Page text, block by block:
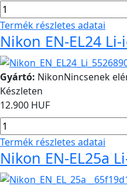
Termék részletes adatai
Nikon EN-EL24
Gyártó: NikonNincsenek
Készleten
12.900 HUF
Termék részletes adatai
Nikon EN-EL25a